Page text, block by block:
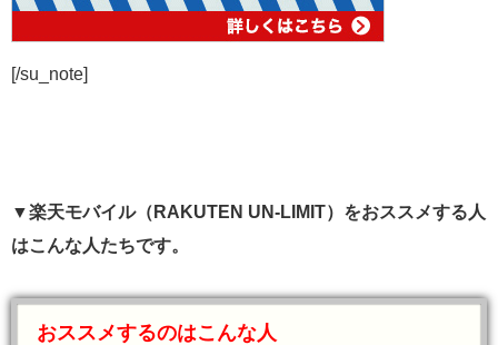
[/su_note]
▼楽天モバイル（RAKUTEN UN-LIMIT）をおススメする人
はこんな人たちです。
おススメするのはこんな人